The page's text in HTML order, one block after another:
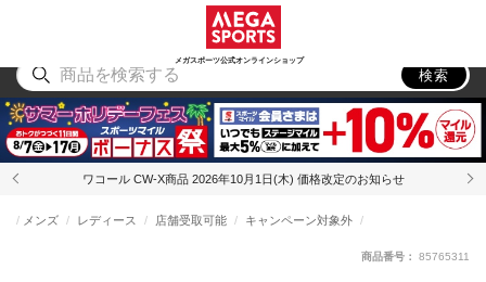
メガスポーツ公式オンラインショップ
アウトドア
検索
ワコール CW-X商品 2026年10月1日(木) 価格改定のお知らせ
メンズ レディース 店舗受取可能 キャンペーン対象外
商品番号： 85765311